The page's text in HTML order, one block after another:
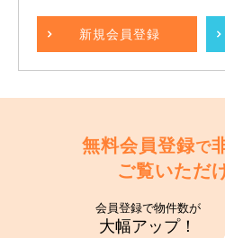
新規会員登録
無料会員登録で
ご覧いただ
会員登録で物件数が
大幅アップ！